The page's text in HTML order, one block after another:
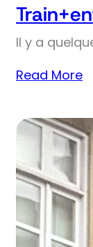
Il y a
Read More